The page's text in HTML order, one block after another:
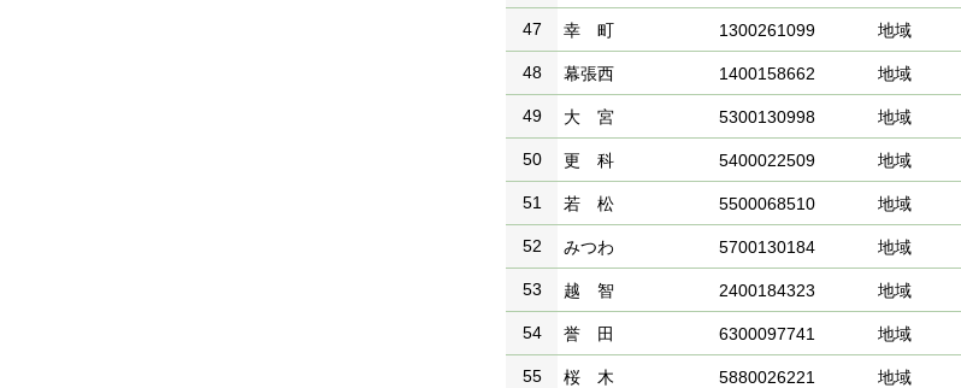
47 幸 町 1300261099 地域
48 幕張西 1400158662 地域
49 大 宮 5300130998 地域
50 更 科 5400022509 地域
51 若 松 5500068510 地域
52 みつわ 5700130184 地域
53 越 智 2400184323 地域
54 誉 田 6300097741 地域
55 桜 木 5880026221 地域